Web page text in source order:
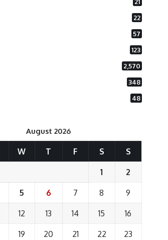
21
22
57
123
2,570
348
48
August 2026
W T F S S
1 2
5 6 7 8 9
12 13 14 15 16
19 20 21 22 23